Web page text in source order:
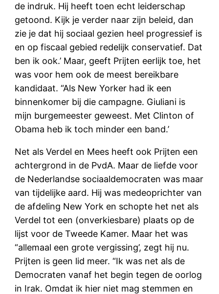
de indruk. Hij heeft toen echt leiderschap
getoond. Kijk je verder naar zijn beleid, dan
zie je dat hij sociaal gezien heel progressief is
en op fiscaal gebied redelijk conservatief. Dat
ben ik ook.’ Maar, geeft Prijten eerlijk toe, het
was voor hem ook de meest bereikbare
kandidaat. “Als New Yorker had ik een
binnenkomer bij die campagne. Giuliani is
mijn burgemeester geweest. Met Clinton of
Obama heb ik toch minder een band.’
Net als Verdel en Mees heeft ook Prijten een
achtergrond in de PvdA. Maar de liefde voor
de Nederlandse sociaaldemocraten was maar
van tijdelijke aard. Hij was medeoprichter van
de afdeling New York en schopte het net als
Verdel tot een (onverkiesbare) plaats op de
lijst voor de Tweede Kamer. Maar het was
“allemaal een grote vergissing’, zegt hij nu.
Prijten is geen lid meer. “Ik was net als de
Democraten vanaf het begin tegen de oorlog
in Irak. Omdat ik hier niet mag stemmen en